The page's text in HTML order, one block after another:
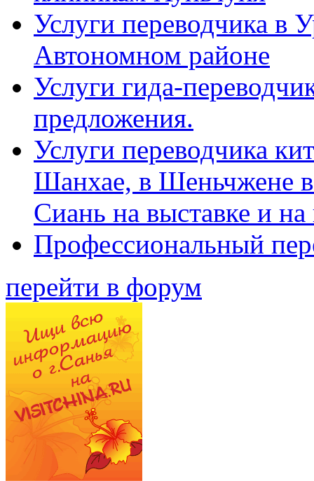
Услуги переводчика в
Автономном районе
Услуги гида-
предложения.
Услуги переводчика
Шанхае, в Шеньчжене
Сиань на выставке и
Профессиональный
перейти в форум